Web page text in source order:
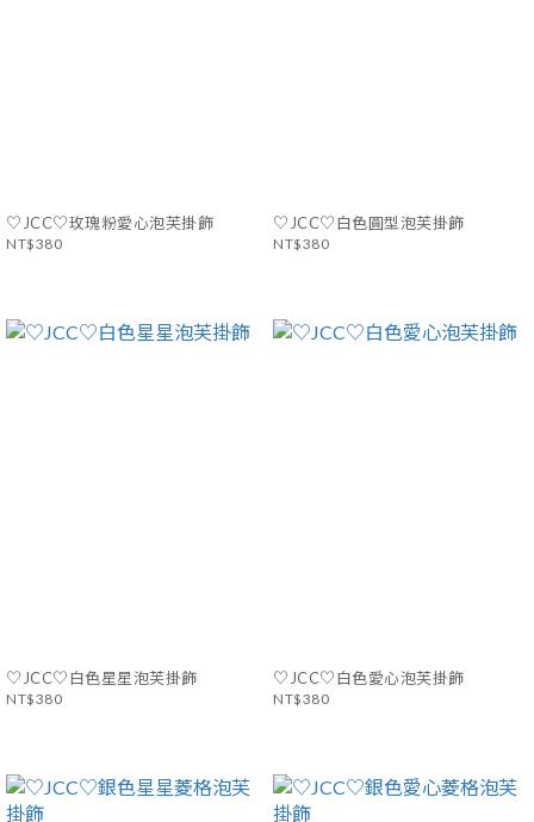
♡JCC♡玫瑰粉愛心泡芙掛飾
NT$380
♡JCC♡白色圓型泡芙掛飾
NT$380
♡JCC♡白色星星泡芙掛飾
NT$380
♡JCC♡白色愛心泡芙掛飾
NT$380